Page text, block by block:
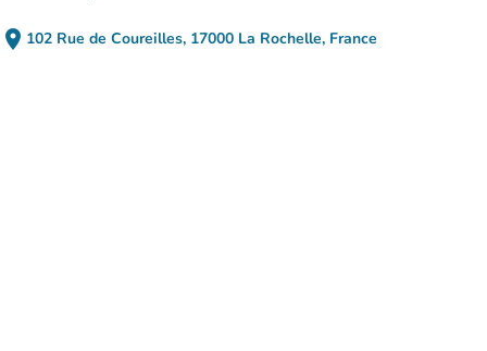
place 102 Rue de Coureilles, 17000 La Rochelle, France
(abrir no Google Maps)
(novo separador)